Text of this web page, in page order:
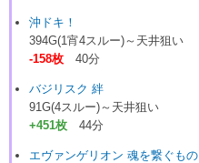
沖ドキ！
394G(1宵4スルー)～天井狙い
-158枚 40分
バジリスク 絆
91G(4スルー)～天井狙い
+451枚 44分
エヴァンゲリオン 魂を繋ぐもの